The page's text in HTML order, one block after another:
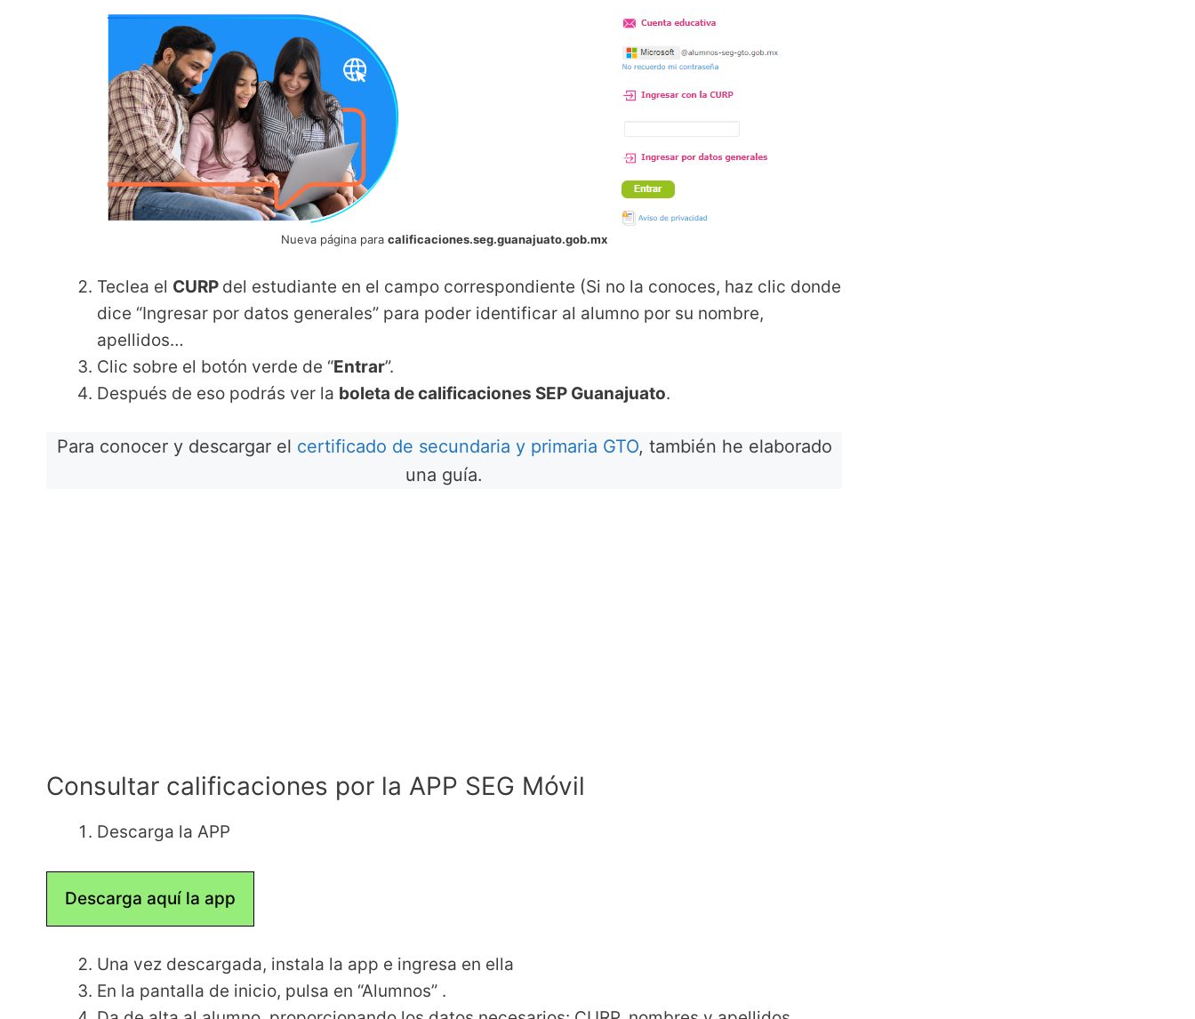
Nueva página para calificaciones.seg.guanajuato.gob.mx
Teclea el CURP del estudiante en el campo correspondiente (Si no la conoces, haz clic donde
dice “Ingresar por datos generales” para poder identificar al alumno por su nombre,
apellidos…
Clic sobre el botón verde de “Entrar”.
Después de eso podrás ver la boleta de calificaciones SEP Guanajuato.
Para conocer y descargar el certificado de secundaria y primaria GTO, también he elaborado
una guía.
Consultar calificaciones por la APP SEG Móvil
Descarga la APP
Descarga aquí la app
Una vez descargada, instala la app e ingresa en ella
En la pantalla de inicio, pulsa en “Alumnos” .